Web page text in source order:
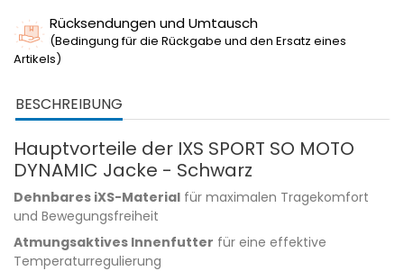
Rücksendungen und Umtausch
(Bedingung für die Rückgabe und den Ersatz eines
Artikels)
BESCHREIBUNG
Hauptvorteile der IXS SPORT SO MOTO
DYNAMIC Jacke - Schwarz
Dehnbares iXS-Material für maximalen Tragekomfort
und Bewegungsfreiheit
Atmungsaktives Innenfutter für eine effektive
Temperaturregulierung